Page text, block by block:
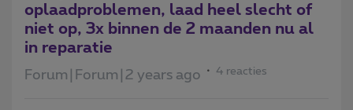
oplaadproblemen, laad heel slecht of
niet op, 3x binnen de 2 maanden nu al
in reparatie
Forum|Forum|2 years ago 4 reacties